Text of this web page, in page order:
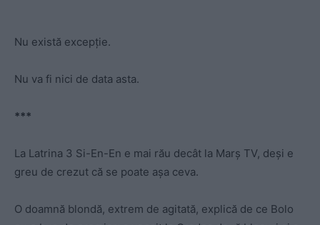
Nu există excepție.
Nu va fi nici de data asta.
***
La Latrina 3 Si-En-En e mai rău decât la Marș TV, deși e
greu de crezut că se poate așa ceva.
O doamnă blondă, extrem de agitată, explică de ce Bolo